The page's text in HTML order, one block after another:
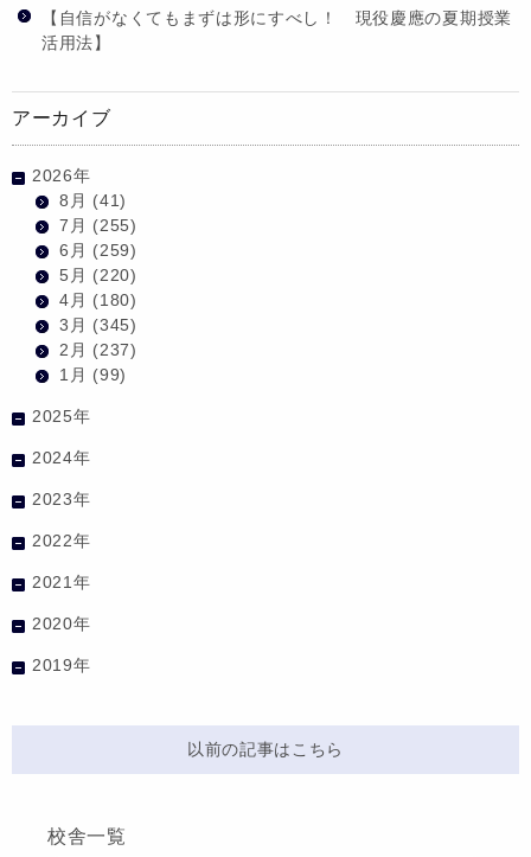
【自信がなくてもまずは形にすべし！ 現役慶應の夏期授業
活用法】
アーカイブ
2026年
8月 (41)
7月 (255)
6月 (259)
5月 (220)
4月 (180)
3月 (345)
2月 (237)
1月 (99)
2025年
2024年
2023年
2022年
2021年
2020年
2019年
以前の記事はこちら
校舎一覧